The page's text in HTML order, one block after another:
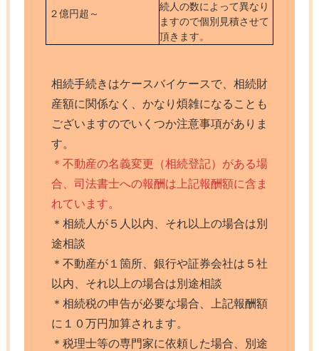
２億円超～
続人の数によって異なり
ますので個別見積させて
頂きます。
相続手続きはケースバイケースで、相続財
産額に関係なく、かなり煩雑になることも
ございますのでいくつか注意事項がありま
す。
＊不動産の名義変更（相続登記）がある場
合、司法書士への報酬は上記報酬額に含ま
れています。
＊相続人が５人以内、それ以上の場合は別
途相談
＊不動産が１箇所、銀行や証券会社は５社
以内、それ以上の場合は別途相談
＊相続税の申告が必要な場合、上記報酬額
に１０万円加算されます。
＊税理士等の専門家に依頼した場合、別途